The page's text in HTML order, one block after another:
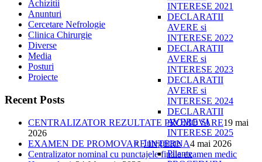
INTERESE 2021
DECLARATII
AVERE si
INTERESE 2022
DECLARATII
AVERE si
INTERESE 2023
DECLARATII
AVERE si
INTERESE 2024
DECLARATII
AVERE SI
INTERESE 2025
Integritate
Pliante
Achizitii
Anunturi
Cercetare Nefrologie
Clinica Chirurgie
Diverse
Media
Posturi
Proiecte
Recent Posts
CENTRALIZATOR REZULTATE PROMOVARE19 mai
2026
EXAMEN DE PROMOVARE INTERNA4 mai 2026
Centralizator nominal cu punctajele finale examen medic